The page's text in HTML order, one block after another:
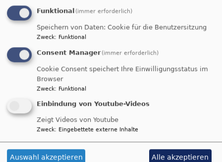
gut gelingt und am Ende niemend hungrig bleibt, ist
sehr viel Arbeit und Engagement nötig, deshalb
steht der größte Dank der Gemeinschaft der
Ehrenamtlichen zu, die jedes Jahr diese wunderbare
Feier ermöglichen und hoffentlich auch noch die
nächsten 30 Jahre.
Bilder und "Farben für den Winter"
Funktional (immer erforderlich)
Speichern von Daten: Cookie für die Benutzersitzung
Zweck: Funktional
Consent Manager (immer erforderlich)
Cookie Consent speichert Ihre Einwilligungsstatus im
Browser
Zweck: Funktional
Einbindung von Youtube-Videos
Zeigt Videos von Youtube
Zweck: Eingebettete externe Inhalte
Auswahl akzeptieren Alle akzeptieren